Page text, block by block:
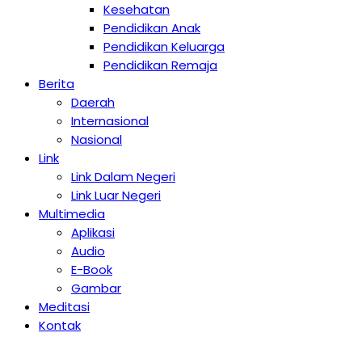
Kesehatan
Pendidikan Anak
Pendidikan Keluarga
Pendidikan Remaja
Berita
Daerah
Internasional
Nasional
Link
Link Dalam Negeri
Link Luar Negeri
Multimedia
Aplikasi
Audio
E-Book
Gambar
Meditasi
Kontak